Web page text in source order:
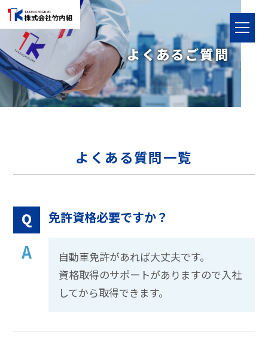
toggle
よくあるご質問
よくある質問一覧
Q 免許資格必要ですか？
A
自動車免許があれば大丈夫です。
資格取得のサポートがありますので入社
してから取得できます。